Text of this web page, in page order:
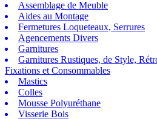
Assemblage de Meuble
Aides au Montage
Fermetures Loqueteaux, Serrures
Agencements Divers
Garnitures
Garnitures Rustiques, de Style,
Fixations et Consommables
Mastics
Colles
Mousse Polyuréthane
Visserie Bois